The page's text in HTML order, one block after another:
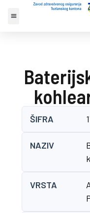
ŠIFRA
NAZIV
VRSTA